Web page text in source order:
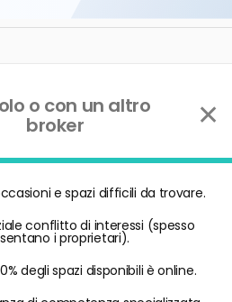
o con un altro
broker ✕
e spazi difficili da trovare.
conflitto di interessi (spesso
i proprietari).
degli spazi disponibili è online.